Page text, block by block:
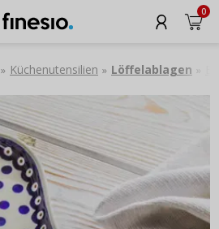
0
» Küchenutensilien » Löffelablagen »